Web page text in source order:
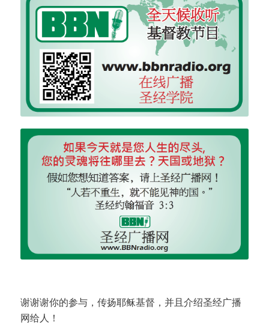
谢谢谢你的参与，传扬耶稣基督，并且介绍圣经广播
网给人！